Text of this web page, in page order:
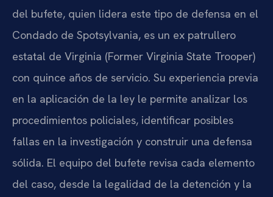
del bufete, quien lidera este tipo de defensa en el
Condado de Spotsylvania, es un ex patrullero
estatal de Virginia (Former Virginia State Trooper)
con quince años de servicio. Su experiencia previa
en la aplicación de la ley le permite analizar los
procedimientos policiales, identificar posibles
fallas en la investigación y construir una defensa
sólida. El equipo del bufete revisa cada elemento
del caso, desde la legalidad de la detención y la